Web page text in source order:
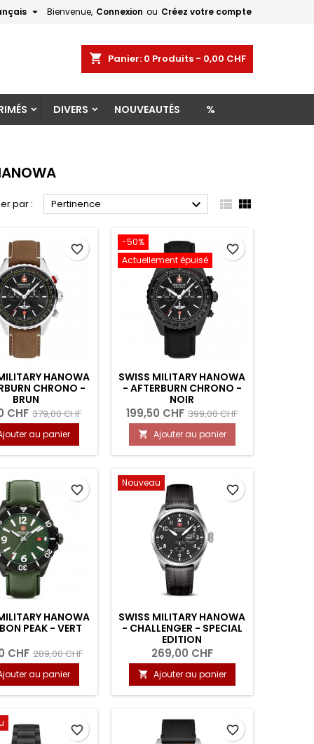
Bienvenue, Connexion ou Créez votre compte

shopping_cart Panier: 0 Produits - 0,00 CHF
DIVERS NOUVEAUTÉS %
par : Pertinence   
HANOWA
CHRONO -
BRUN
CHF 379,00 CHF
au panier
favorite_border
-50%
Actuellement épuisé
SWISS MILITARY HANOWA
- AFTERBURN CHRONO -
NOIR
199,50 CHF 399,00 CHF
 Ajouter au panier
favorite_border
HANOWA
PEAK - VERT
CHF 289,00 CHF
au panier
favorite_border
Nouveau
SWISS MILITARY HANOWA
- CHALLENGER - SPECIAL
EDITION
269,00 CHF
 Ajouter au panier
favorite_border
favorite_border favorite_border